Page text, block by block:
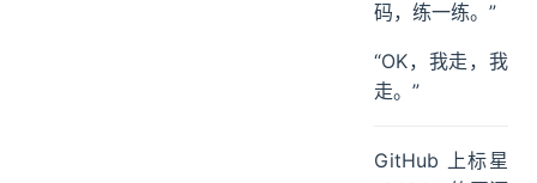
码，练一练。”
“OK，我走，我
走。”
GitHub 上标星